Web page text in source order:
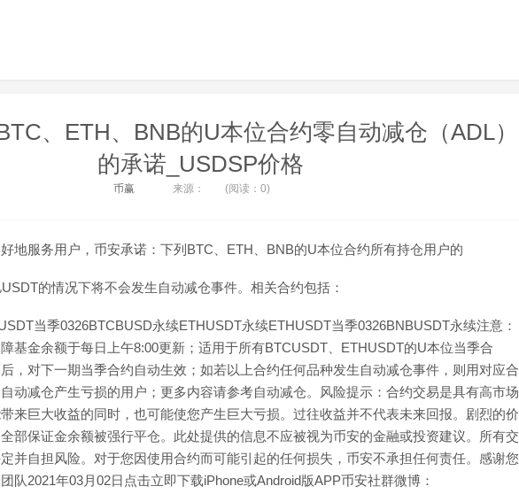
、ETH、BNB的U本位合约零自动减仓（ADL）
的承诺_USDSP价格
币赢 来源： (阅读：0)
地服务用户，币安承诺：下列BTC、ETH、BNB的U本位合约所有持仓用户的
的情况下将不会发生自动减仓事件。相关合约包括：
当季0326BTCBUSD永续ETHUSDT永续ETHUSDT当季0326BNBUSDT永续注意：
基金余额于每日上午8:00更新；适用于所有BTCUSDT、ETHUSDT的U本位当季合
，对下一期当季合约自动生效；如若以上合约任何品种发生自动减仓事件，则用对应合
动减仓产生亏损的用户；更多内容请参考自动减仓。风险提示：合约交易是具有高市场
来巨大收益的同时，也可能使您产生巨大亏损。过往收益并不代表未来回报。剧烈的价
部保证金余额被强行平仓。此处提供的信息不应被视为币安的金融或投资建议。所有交
并自担风险。对于您因使用合约而可能引起的任何损失，币安不承担任何责任。感谢您
队2021年03月02日点击立即下载iPhone或Android版APP币安社群微博：